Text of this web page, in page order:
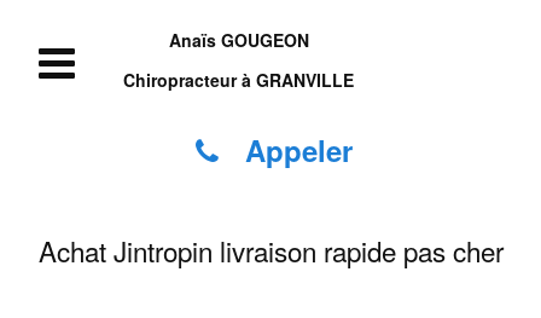
Anaïs GOUGEON
Chiropracteur à GRANVILLE
Appeler
Achat Jintropin livraison rapide pas cher